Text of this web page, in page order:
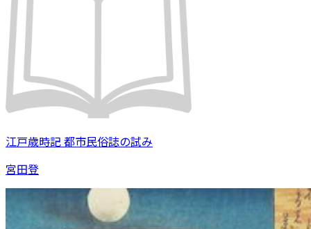
江戸歳時記 都市民俗誌の試み
宮田登